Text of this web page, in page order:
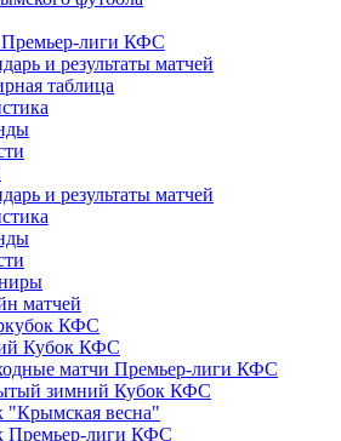
лиги КФС
и результаты матчей
таблица
и результаты матчей
матчей
КФС
Кубок КФС
матчи Премьер-лиги КФС
зимний Кубок КФС
"Крымская весна"
Премьер-лиги КФС